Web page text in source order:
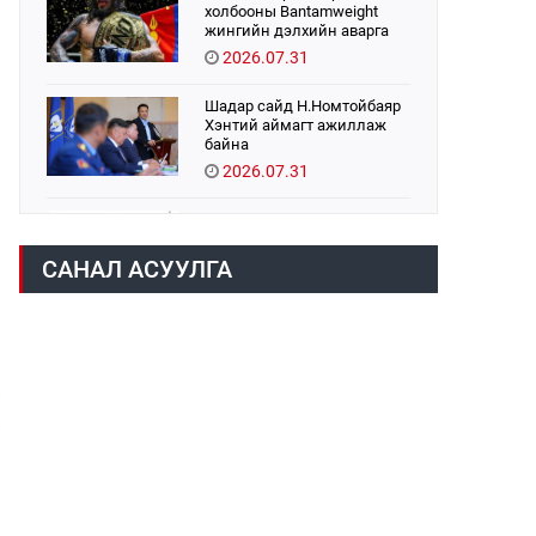
холбооны Bantamweight
жингийн дэлхийн аварга
Б.Энх-Оргил аваргын бүс
хамгаалах тулаанаа
2026.07.31
Шадар сайд Н.Номтойбаяр
Хэнтий аймагт ажиллаж
байна
2026.07.31
2026.07.31
САНАЛ АСУУЛГА